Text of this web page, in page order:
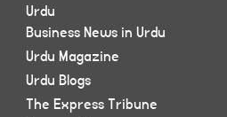
Urdu
Business News in Urdu
Urdu Magazine
Urdu Blogs
The Express Tribune